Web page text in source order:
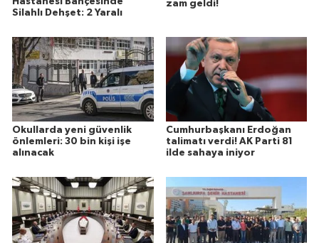
Silahlı Dehşet: 2 Yaralı
zam geldi!
Okullarda yeni güvenlik
önlemleri: 30 bin kişi işe
alınacak
Cumhurbaşkanı Erdoğan
talimatı verdi! AK Parti 81
ilde sahaya iniyor